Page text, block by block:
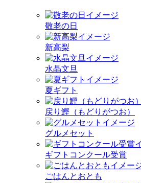
敬老の日
新高梨
水晶文旦
夏ギフト
戻り鰹（もどりがつお）
グルメセット
ギフトコンクール受賞
ごはんとおとも